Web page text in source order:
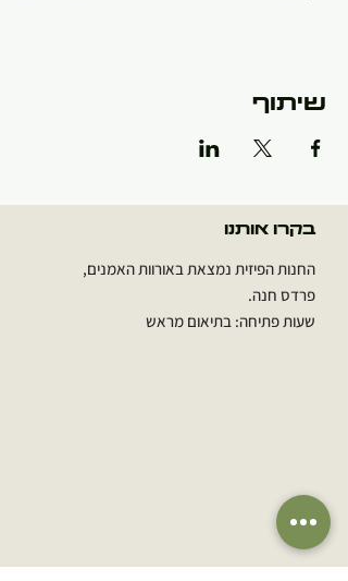
שיתוף
בקרו אותנו
החנות הפיזית נמצאת באורוות האמנים,
פרדס חנה.
שעות פתיחה: בתיאום מראש